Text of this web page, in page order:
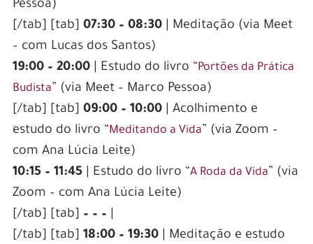
Pessoa)
[/tab] [tab] 07:30 – 08:30
| Meditação (via Meet
– com Lucas dos Santos)
19:00 – 20:00
| Estudo do livro “Portões da Prática
Budista” (via Meet – Marco Pessoa)
[/tab] [tab] 09:00 – 10:00| Acolhimento e
estudo do livro “Meditando a Vida” (via Zoom –
com Ana Lúcia Leite)
10:15 – 11:45| Estudo do livro “A Roda da Vida” (via
Zoom – com Ana Lúcia Leite)
[/tab] [tab] – – –
[/tab] [tab] 18:00 – 19:30| Meditação e estudo